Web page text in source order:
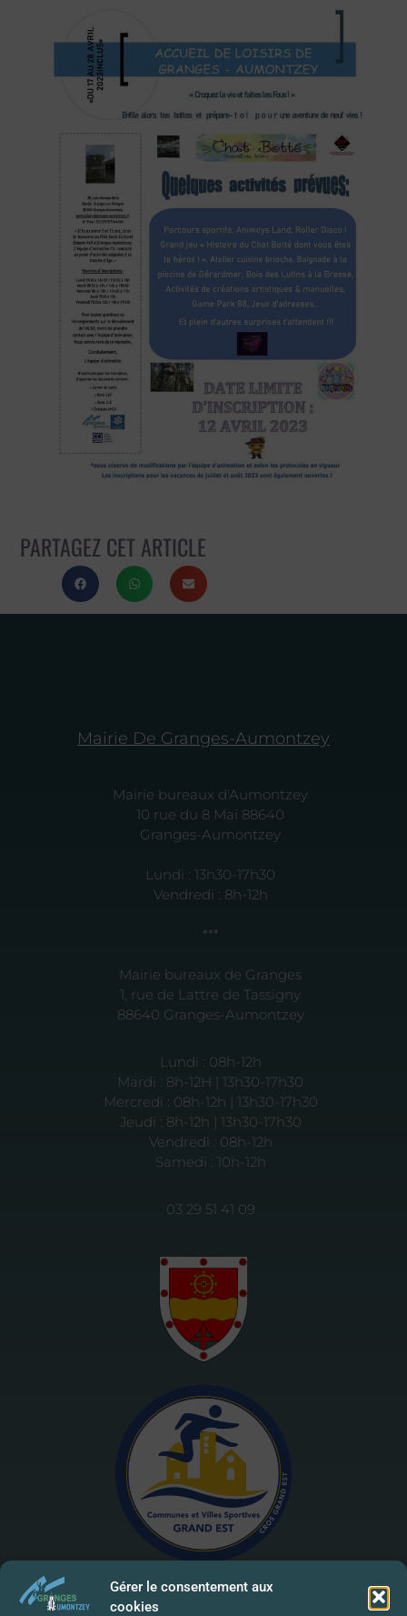
Gérer le consentement aux
cookies
PARTAGEZ CET ARTICLE
Mairie De Granges-Aumontzey
Mairie bureaux d'Aumontzey
10 rue du 8 Mai 88640
Granges-Aumontzey
Lundi : 13h30-17h30
Vendredi : 8h-12h
***
Mairie bureaux de Granges
1, rue de Lattre de Tassigny
88640 Granges-Aumontzey
Lundi : 08h-12h
Mardi : 8h-12H | 13h30-17h30
Mercredi : 08h-12h | 13h30-17h30
Jeudi : 8h-12h | 13h30-17h30
Vendredi : 08h-12h
Samedi : 10h-12h
03 29 51 41 09